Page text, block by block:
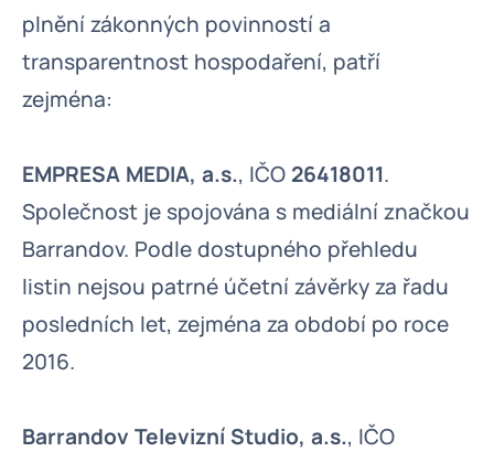
plnění zákonných povinností a
transparentnost hospodaření, patří
zejména:
EMPRESA MEDIA, a.s., IČO 26418011.
Společnost je spojována s mediální značkou
Barrandov. Podle dostupného přehledu
listin nejsou patrné účetní závěrky za řadu
posledních let, zejména za období po roce
2016.
Barrandov Televizní Studio, a.s., IČO